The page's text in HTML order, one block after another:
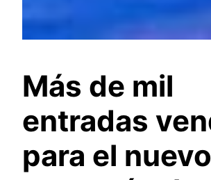
Más de mil
entradas
para el nuevo